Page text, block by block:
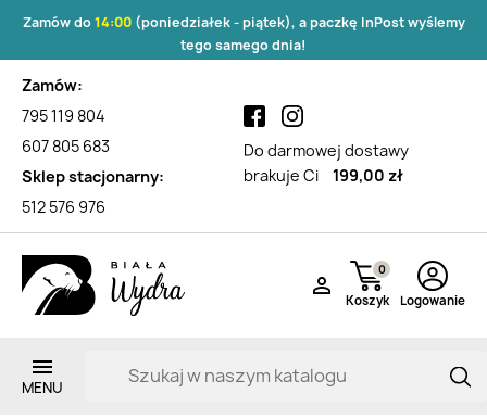
Zamów do14:00(poniedziałek - piątek), a paczkę InPost wyślemy
tego samego dnia!
Zamów:
795 119 804
607 805 683
Sklep stacjonarny:
512 576 976
Do darmowej dostawy
brakuje Ci
199,00 zł

Koszyk
0
Logowanie
Lista produktów marki DOGSTAR